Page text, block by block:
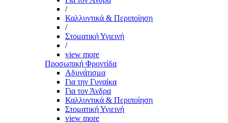
/
Καλλυντικά & Περιποίηση
/
Στοματική Υγιεινή
/
view more
Προσωπική Φροντίδα
Αδυνάτισμα
Για την Γυναίκα
Για τον Άνδρα
Καλλυντικά & Περιποίηση
Στοματική Υγιεινή
view more